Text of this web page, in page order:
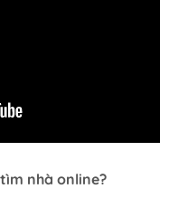
nhà online?